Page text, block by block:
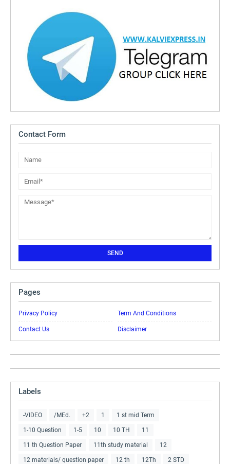
Contact Form
Pages
Privacy Policy Term And Conditions
Contact Us Disclaimer
Labels
-VIDEO /MEd. +2 1 1 st mid Term
1-10 Question 1-5 10 10 TH 11
11 th Question Paper 11th study material 12
12 materials/ question paper 12 th 12Th 2 STD